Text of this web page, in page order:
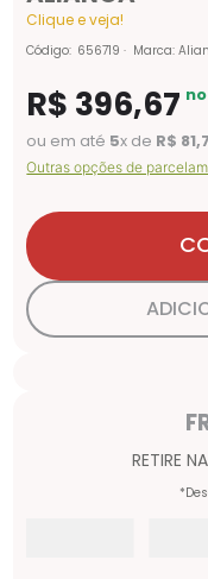
Clique e veja!
Código: 656719 Marca:
R$ 396,67
ou em até 5x de R$ 81,
Outras opções de